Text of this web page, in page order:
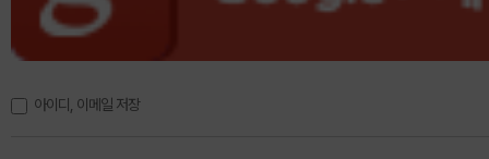
아이디, 이메일 저장